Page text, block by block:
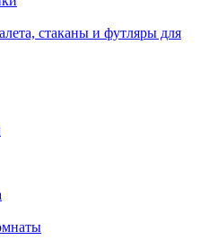
стаканы и футляры для